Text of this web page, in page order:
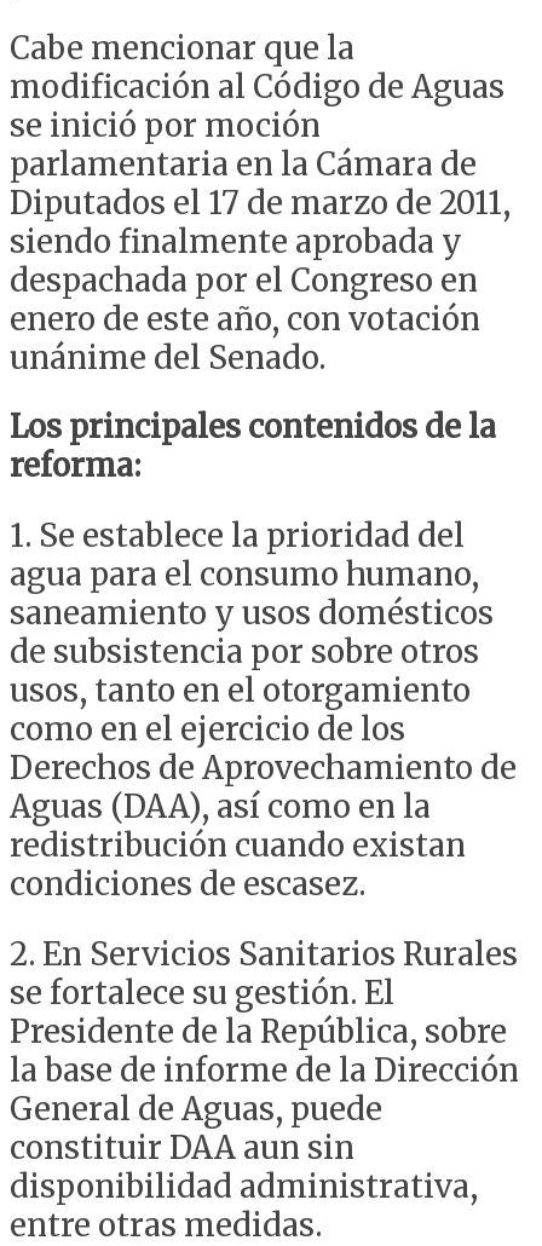
Cabe mencionar que la
modificación al Código de Aguas
se inició por moción
parlamentaria en la Cámara de
Diputados el 17 de marzo de 2011,
siendo finalmente aprobada y
despachada por el Congreso en
enero de este año, con votación
unánime del Senado.
Los principales contenidos de la
reforma:
1. Se establece la prioridad del
agua para el consumo humano,
saneamiento y usos domésticos
de subsistencia por sobre otros
usos, tanto en el otorgamiento
como en el ejercicio de los
Derechos de Aprovechamiento de
Aguas (DAA), así como en la
redistribución cuando existan
condiciones de escasez.
2. En Servicios Sanitarios Rurales
se fortalece su gestión. El
Presidente de la República, sobre
la base de informe de la Dirección
General de Aguas, puede
constituir DAA aun sin
disponibilidad administrativa,
entre otras medidas.